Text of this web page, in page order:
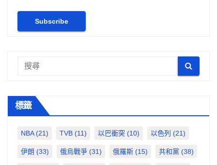
標籤
NBA(21) TVB (11) 以巴衝突 (10) 以色列 (21)
伊朗 (33) 俄烏戰爭 (31) 俄羅斯 (15) 共和黨 (38)